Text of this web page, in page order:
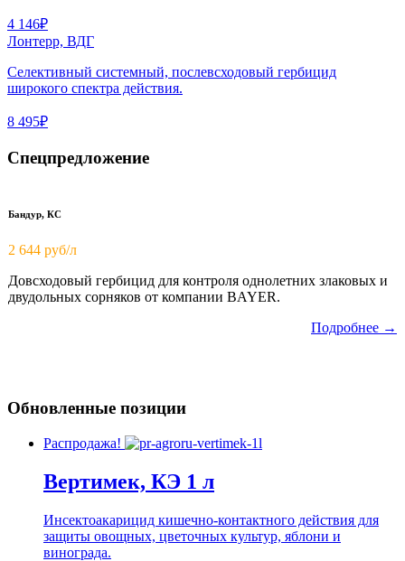
4 146₽
Лонтерр, ВДГ
Селективный системный, послевсходовый гербицид
широкого спектра действия.
8 495₽
Спецпредложение
Бандур, КС
2 644 руб/л
Довсходовый гербицид для контроля однолетних злаковых и
двудольных сорняков от компании BAYER.
Подробнее →
Обновленные позиции
Распродажа!
Вертимек, КЭ 1 л
Инсектоакарицид кишечно-контактного действия для
защиты овощных, цветочных культур, яблони и
винограда.